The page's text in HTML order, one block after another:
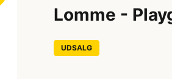
Lomme -
UDSALG